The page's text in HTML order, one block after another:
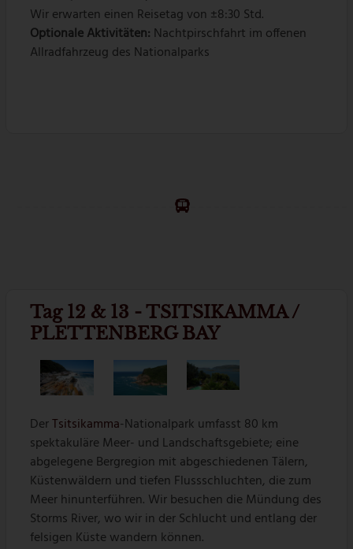
Wir erwarten einen Reisetag von ±8:30 Std.
Optionale Aktivitäten: Nachtpirschfahrt im offenen
Allradfahrzeug des Nationalparks
Tag 12 & 13 - TSITSIKAMMA /
PLETTENBERG BAY
DerTsitsikamma-Nationalpark umfasst 80 km
spektakuläre Meer- und Landschaftsgebiete; eine
abgelegene Bergregion mit abgeschiedenen Tälern,
Küstenwäldern und tiefen Flussschluchten, die zum
Meer hinunterführen. Wir besuchen die Mündung des
Storms River, wo wir in der Schlucht und entlang der
felsigen Küste wandern können.